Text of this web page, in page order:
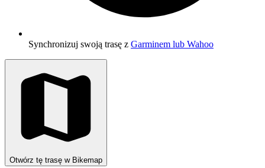
Synchronizuj swoją trasę z Garminem lub Wahoo
Otwórz tę trasę w Bikemap